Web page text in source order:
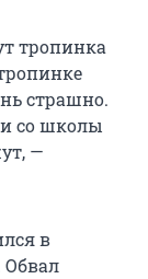
тропинка
страшно.
со школы
—
в
Обвал